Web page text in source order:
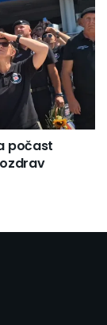
počast